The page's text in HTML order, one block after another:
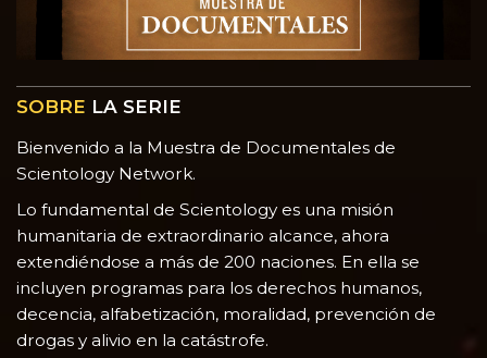
SOBRE LA SERIE
Bienvenido a la Muestra de Documentales de
Scientology Network.
Lo fundamental de Scientology es una misión
humanitaria de extraordinario alcance, ahora
extendiéndose a más de 200 naciones. En ella se
incluyen programas para los derechos humanos,
decencia, alfabetización, moralidad, prevención de
drogas y alivio en la catástrofe.